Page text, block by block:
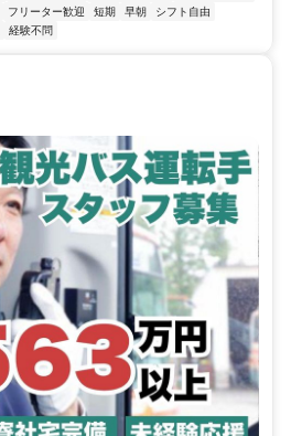
フリーター歓迎 短期 早朝
シフト自由
経験不問